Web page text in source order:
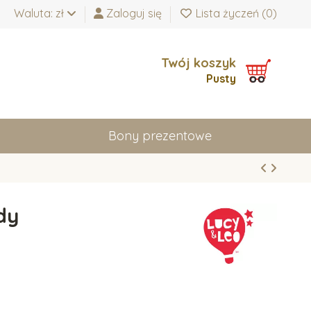
Waluta: zł Zaloguj się Lista życzeń (0)
Twój koszyk
Pusty
Bony prezentowe